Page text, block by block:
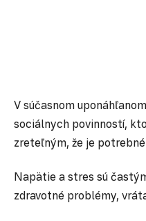
V súčasnom
sociálnych povinností,
zreteľným, že je
Napätie a stres sú
zdravotné problémy,